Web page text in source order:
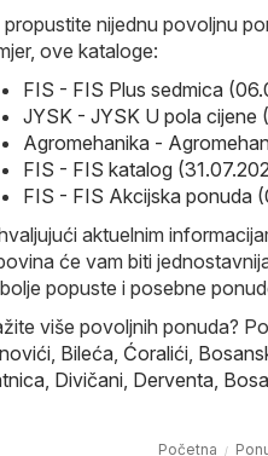
propustite nijednu povoljnu
ove kataloge:
FIS - FIS Plus sedmica
JYSK - JYSK U pola
Agromehanika -
FIS - FIS katalog
FIS - FIS Akcijska ponuda
aktuelnim
će vam biti
popuste i posebne
više povoljnih ponuda?
, Bileća, Ćoralići,
, Divičani, Derventa,
Početna